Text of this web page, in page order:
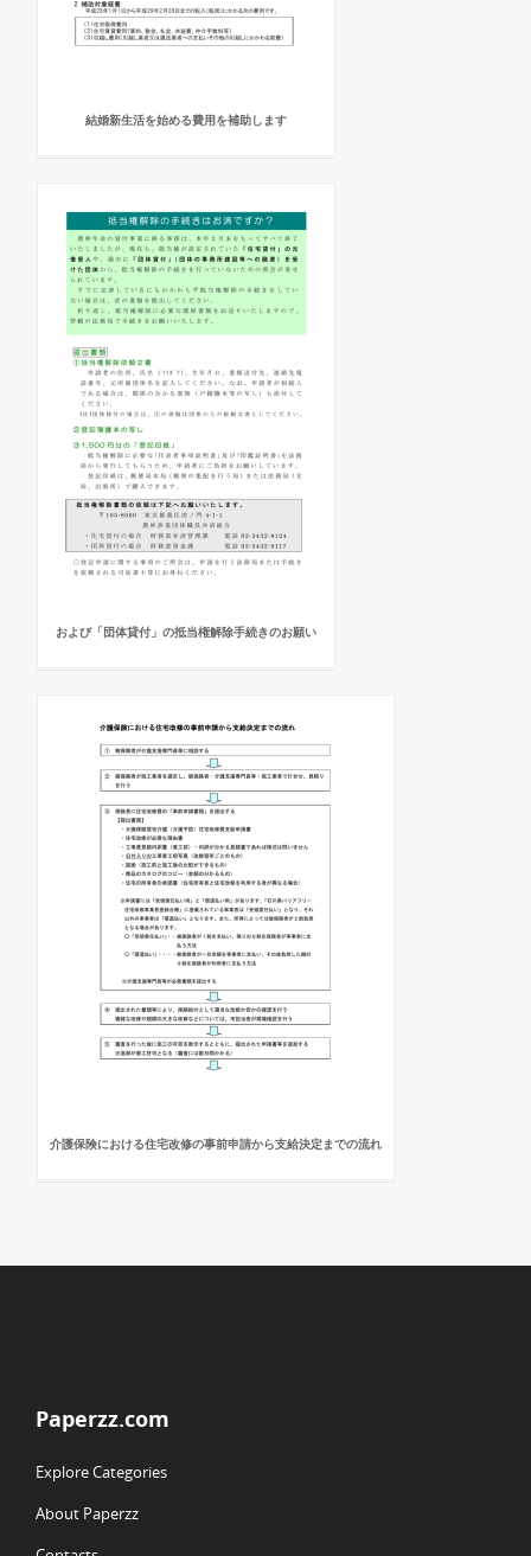
結婚新生活を始める費用を補助します
および「団体貸付」の抵当権解除手続きのお願い
介護保険における住宅改修の事前申請から支給決定までの流れ
Paperzz.com
Explore Categories
About Paperzz